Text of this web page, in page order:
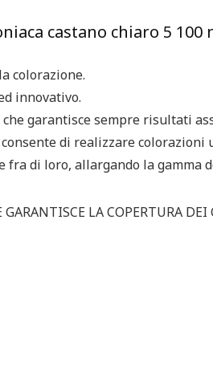
castano chiaro 5 100
colorazione.
innovativo.
garantisce sempre risultati
di realizzare
fra di loro, allargando la gamma
LA COPERTURA